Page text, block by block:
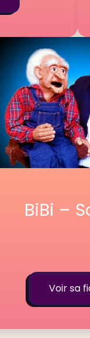
BiBi –
Voir sa